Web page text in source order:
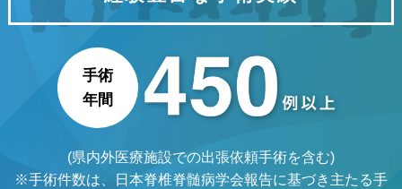
手術
年間
(県内外医療施設での出張依頼手術を含む)
※手術件数は、日本脊椎脊髄病学会報告に基づき主たる手